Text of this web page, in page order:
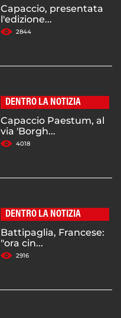
Capaccio, presentata
l'edizione...
2844
DENTRO LA NOTIZIA
Capaccio Paestum, al
via 'Borgh...
4018
DENTRO LA NOTIZIA
Battipaglia, Francese:
"ora cin...
2916